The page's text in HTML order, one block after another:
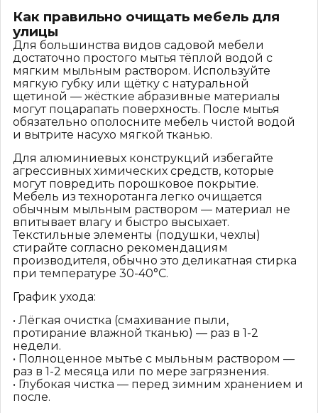
Как правильно очищать мебель для
улицы
Для большинства видов садовой мебели
достаточно простого мытья тёплой водой с
мягким мыльным раствором. Используйте
мягкую губку или щётку с натуральной
щетиной — жёсткие абразивные материалы
могут поцарапать поверхность. После мытья
обязательно ополосните мебель чистой водой
и вытрите насухо мягкой тканью.
Для алюминиевых конструкций избегайте
агрессивных химических средств, которые
могут повредить порошковое покрытие.
Мебель из техноротанга легко очищается
обычным мыльным раствором — материал не
впитывает влагу и быстро высыхает.
Текстильные элементы (подушки, чехлы)
стирайте согласно рекомендациям
производителя, обычно это деликатная стирка
при температуре 30-40°C.
График ухода:
• Лёгкая очистка (смахивание пыли,
протирание влажной тканью) — раз в 1-2
недели.
• Полноценное мытье с мыльным раствором —
раз в 1-2 месяца или по мере загрязнения.
• Глубокая чистка — перед зимним хранением и
после.